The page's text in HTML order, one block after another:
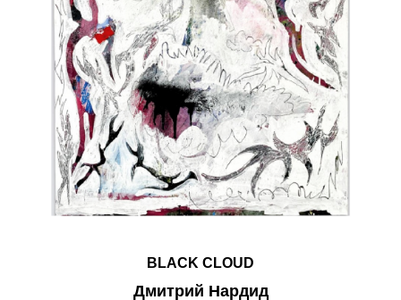
BLACK CLOUD
Дмитрий Нардид